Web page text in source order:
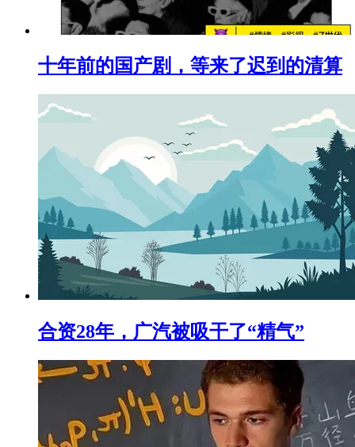
十年前的国产剧，等来了迟到的清算
合资28年，广汽被吸干了“精气”